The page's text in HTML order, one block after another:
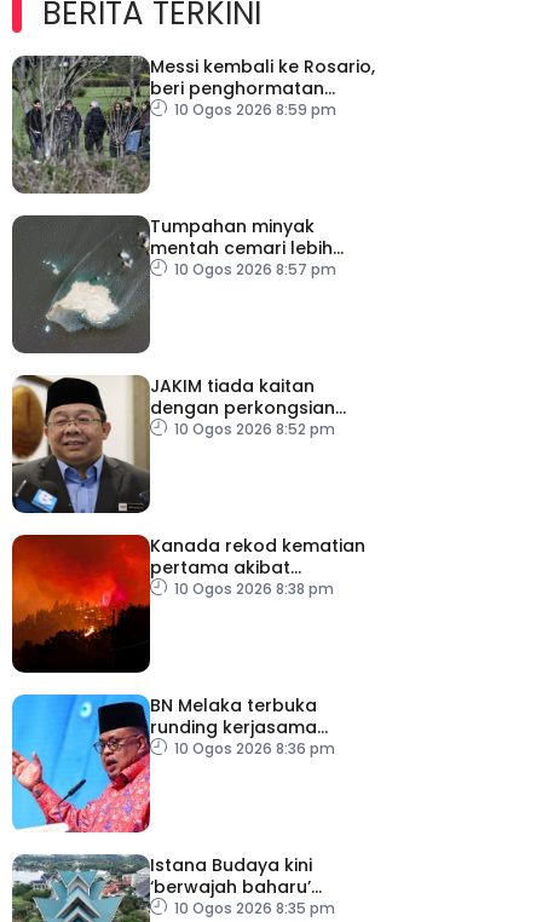
BERITA TERKINI
Messi kembali ke Rosario,
beri penghormatan
terakhir buat bapa
10 Ogos 2026 8:59 pm
Tumpahan minyak
mentah cemari lebih
300km persegi perairan
10 Ogos 2026 8:57 pm
JAKIM tiada kaitan
dengan perkongsian
berkaitan halal HICD
10 Ogos 2026 8:52 pm
Kanada rekod kematian
pertama akibat
kebakaran hutan
10 Ogos 2026 8:38 pm
BN Melaka terbuka
runding kerjasama
hadapi PRN
10 Ogos 2026 8:36 pm
Istana Budaya kini
‘berwajah baharu’
selepas dinaik taraf
10 Ogos 2026 8:35 pm